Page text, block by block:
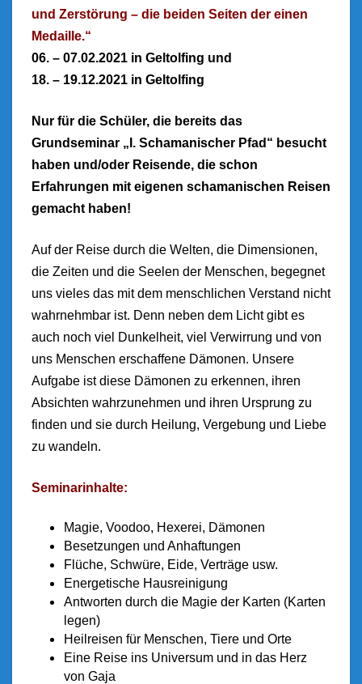
und Zerstörung – die beiden Seiten der einen
Medaille.“
06. – 07.02.2021 in Geltolfing und
18. – 19.12.2021 in Geltolfing
Nur für die Schüler, die bereits das
Grundseminar „I. Schamanischer Pfad“ besucht
haben und/oder Reisende, die schon
Erfahrungen mit eigenen schamanischen Reisen
gemacht haben!
Auf der Reise durch die Welten, die Dimensionen,
die Zeiten und die Seelen der Menschen, begegnet
uns vieles das mit dem menschlichen Verstand nicht
wahrnehmbar ist. Denn neben dem Licht gibt es
auch noch viel Dunkelheit, viel Verwirrung und von
uns Menschen erschaffene Dämonen. Unsere
Aufgabe ist diese Dämonen zu erkennen, ihren
Absichten wahrzunehmen und ihren Ursprung zu
finden und sie durch Heilung, Vergebung und Liebe
zu wandeln.
Seminarinhalte:
Magie, Voodoo, Hexerei, Dämonen
Besetzungen und Anhaftungen
Flüche, Schwüre, Eide, Verträge usw.
Energetische Hausreinigung
Antworten durch die Magie der Karten (Karten
legen)
Heilreisen für Menschen, Tiere und Orte
Eine Reise ins Universum und in das Herz
von Gaja